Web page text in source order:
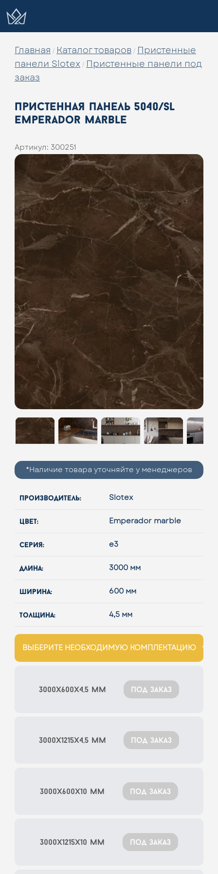
Главная / Каталог товаров /
Пристенные
панели Slotex /
Пристенные панели под
заказ
пристенная панель 5040/sl
emperador marble
Артикул: 300251
*Наличие товара уточняйте у менеджеров
производитель: Slotex
цвет: Emperador marble
серия: e3
длина: 3000 мм
ширина: 600 мм
толщина: 4,5 мм
ВЫБЕРИТЕ НЕОБХОДИМУЮ КОМПЛЕКТАЦИЮ
3000x600x4,5 мм под заказ
3000x1215x4,5 мм под заказ
3000x600x10 мм под заказ
3000x1215x10 мм под заказ